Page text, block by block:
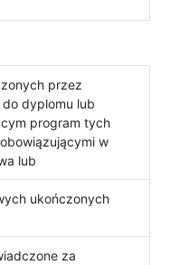
przez
dyplomu lub
program tych
w
lub
ukończonych
za